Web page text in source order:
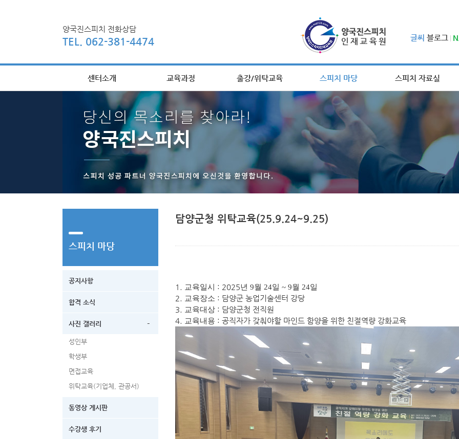
양국진스피치 전화상담
TEL. 062-381-4474 글씨 블로그
센터소개 교육과정 출강/위탁교육 스피치 마당 스피치 자료실
스피치 마당
공지사항
합격 소식
사진 갤러리 -
성인부
학생부
면접교육
위탁교육(기업체, 관공서)
동영상 게시판
수강생 후기
담양군청 위탁교육(25.9.24~9.25)
1. 교육일시 : 2025년 9월 24일 ~ 9월 24일
2. 교육장소 : 담양군 농업기술센터 강당
3. 교육대상 : 담양군청 전직원
4. 교육내용 : 공직자가 갖춰야할 마인드 함양을 위한 친절역량 강화교육